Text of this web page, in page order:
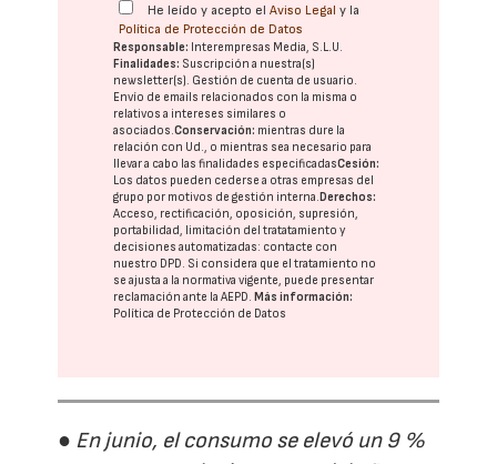
He leído y acepto elAviso Legal y la
Política de Protección de Datos
Responsable: Interempresas Media, S.L.U.
Finalidades: Suscripción a nuestra(s)
newsletter(s). Gestión de cuenta de usuario.
Envío de emails relacionados con la misma o
relativos a intereses similares o
asociados.Conservación: mientras dure la
relación con Ud., o mientras sea necesario para
llevar a cabo las finalidades especificadasCesión:
Los datos pueden cederse a otras empresas del
grupo por motivos de gestión interna.Derechos:
Acceso, rectificación, oposición, supresión,
portabilidad, limitación del tratatamiento y
decisiones automatizadas: contacte con
nuestro DPD. Si considera que el tratamiento no
se ajusta a la normativa vigente, puede presentar
reclamación ante laAEPD.Más información:
Política de Protección de Datos
● En junio, el consumo se elevó un 9 %